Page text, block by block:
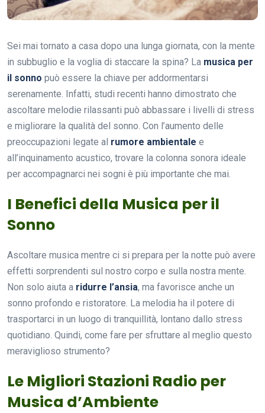
Sei mai tornato a casa dopo una lunga giornata, con la mente
in subbuglio e la voglia di staccare la spina? La musica per
il sonno può essere la chiave per addormentarsi
serenamente. Infatti, studi recenti hanno dimostrato che
ascoltare melodie rilassanti può abbassare i livelli di stress
e migliorare la qualità del sonno. Con l’aumento delle
preoccupazioni legate al rumore ambientale e
all’inquinamento acustico, trovare la colonna sonora ideale
per accompagnarci nei sogni è più importante che mai.
I Benefici della Musica per il
Sonno
Ascoltare musica mentre ci si prepara per la notte può avere
effetti sorprendenti sul nostro corpo e sulla nostra mente.
Non solo aiuta a ridurre l’ansia, ma favorisce anche un
sonno profondo e ristoratore. La melodia ha il potere di
trasportarci in un luogo di tranquillità, lontano dallo stress
quotidiano. Quindi, come fare per sfruttare al meglio questo
meraviglioso strumento?
Le Migliori Stazioni Radio per
Musica d’Ambiente